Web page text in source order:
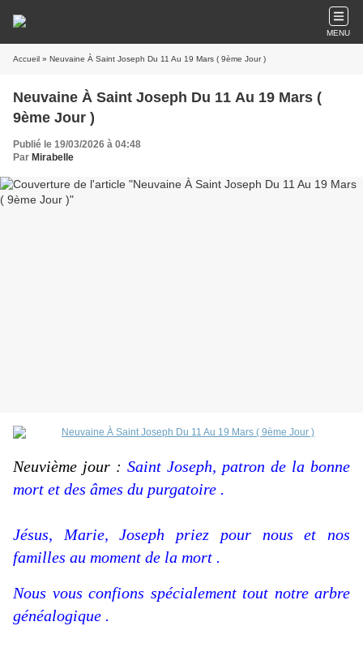
MENU
Accueil » Neuvaine À Saint Joseph Du 11 Au 19 Mars ( 9ème Jour )
Neuvaine À Saint Joseph Du 11 Au 19 Mars (
9ème Jour )
Publié le 19/03/2026 à 04:48
Par Mirabelle
Neuvième jour : Saint Joseph, patron de la bonne
mort et des âmes du purgatoire .
Jésus, Marie, Joseph priez pour
nous et nos
familles au moment de la mort .
Nous vous confions spécialement tout notre arbre
généalogique .